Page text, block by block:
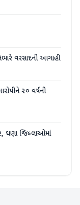
વરસાદની આગાહી
૨૦ વર્ષની
ઘણા જિલ્લાઓમાં